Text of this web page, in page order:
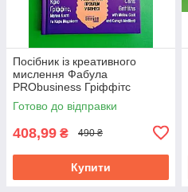
Посібник із креативного
мислення Фабула
PRObusiness Гріффітс
фіолетова
Готово до відправки
408,99 ₴ 490 ₴
Купити